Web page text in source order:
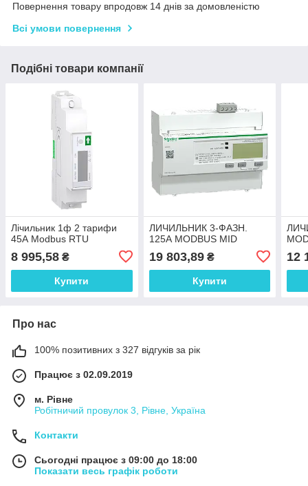
Повернення товару впродовж 14 днів за домовленістю
Всі умови повернення
Подібні товари компанії
Лічильник 1ф 2 тарифи
45А Modbus RTU
8 995,58 ₴
Купити
ЛИЧИЛЬНИК 3-ФАЗН.
125А MODBUS MID
19 803,89₴
Купити
12
Про нас
100% позитивних з 327 відгуків за рік
Працює з 02.09.2019
м. Рівне
Робітничий провулок 3, Рівне, Україна
Контакти
Сьогодні працює з 09:00 до 18:00
Показати весь графік роботи